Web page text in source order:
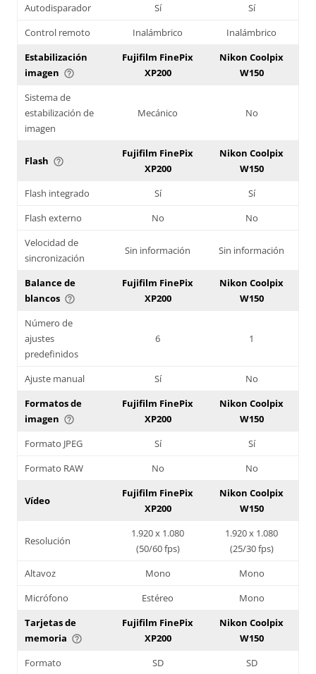
Autodisparador
Sí
Sí
Control remoto
Inalámbrico
Inalámbrico
Estabilización
imagen help_outline
Fujifilm FinePix
XP200
Nikon Coolpix
W150
Sistema de
estabilización de
imagen
Mecánico No
Flash help_outline
Fujifilm FinePix
XP200
Nikon Coolpix
W150
Flash integrado
Sí
Sí
Flash externo
No
No
Velocidad de
sincronización
Sin información Sin información
Balance de
blancos help_outline
Fujifilm FinePix
XP200
Nikon Coolpix
W150
Número de
ajustes
predefinidos
6 1
Ajuste manual Sí
No
Formatos de
imagen help_outline
Fujifilm FinePix
XP200
Nikon Coolpix
W150
Formato JPEG
Sí
Sí
Formato RAW
No No
Vídeo
Fujifilm FinePix
XP200
Nikon Coolpix
W150
Resolución
1.920 x 1.080
(50/60 fps)
1.920 x 1.080
(25/30 fps)
Altavoz
Mono
Mono
Micrófono
Estéreo
Mono
Tarjetas de
memoria help_outline
Fujifilm FinePix
XP200
Nikon Coolpix
W150
Formato
SD
SD